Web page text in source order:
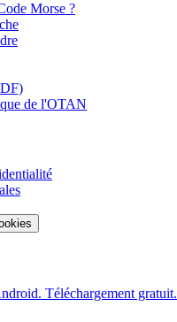
Morse ?
de l'OTAN
Téléchargement gratuit.